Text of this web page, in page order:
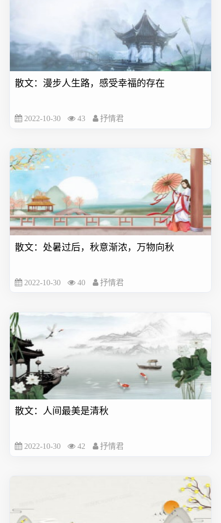
散文：漫步人生路，感受幸福的存在
2022-10-30 43 抒情君
散文：处暑过后，秋意渐浓，万物向秋
2022-10-30 40 抒情君
散文：人间最美是清秋
2022-10-30 42 抒情君